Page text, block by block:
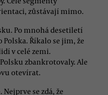
zůstávají mimo.
Po mnohá desetiletí
Říkalo se jim, že
v celé zemi.
zbankrotovaly. Ale
otevírat.
se zdá, že